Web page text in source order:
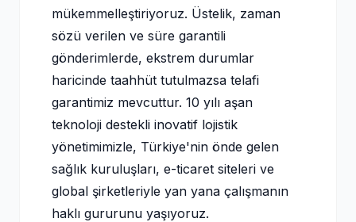
mükemmelleştiriyoruz. Üstelik, zaman
sözü verilen ve süre garantili
gönderimlerde, ekstrem durumlar
haricinde taahhüt tutulmazsa telafi
garantimiz mevcuttur. 10 yılı aşan
teknoloji destekli inovatif lojistik
yönetimimizle, Türkiye'nin önde gelen
sağlık kuruluşları, e-ticaret siteleri ve
global şirketleriyle yan yana çalışmanın
haklı gururunu yaşıyoruz.